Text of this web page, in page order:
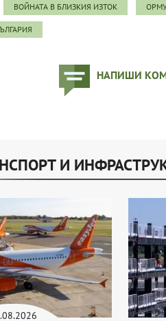
ВОЙНАТА В БЛИЗКИЯ ИЗТОК
НАПИШИ
И